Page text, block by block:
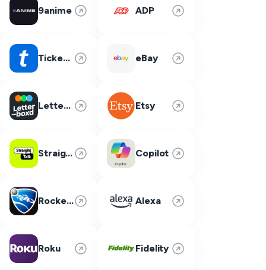
9anime ADP
Ticketmaster eBay
Letterboxd Etsy
Straight Talk Copilot
Rocket League Alexa
Roku Fidelity